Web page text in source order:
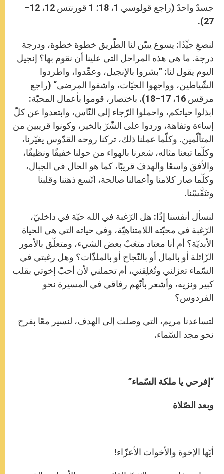
جسدٌ واحدٌ (راجع قولوسي 1، 18؛ 1 قورنتس 12، 12–
27).
لنصغِ جيِّدًا: يسوع يبيّن لنا الطّريق خطوة خطوة، ودرجة
درجة. ما هي هذه المراحل التي علينا أن نقوم بها؟ إنجيل
اليوم يقول لنا: ”بشروا بالإنجيل، وعمِّدوا، واطردوا
الشّياطين، وواجهوا الحيّات، واشفوا المرضى“ (راجع
مرقس 16، 17–18). باختصار، قوموا بأعمال المحبّة:
ابذلوا حياتكم، واحملوا الرّجاء إلى النّاس، وابتعدوا عن كلّ
إساءة وتفاهة، وردوا على الشّرّ بالخير، وكونوا قريبين من
المتألّمين. وكلّما عملنا ذلك، تركنا روحه القدّوس يغيّرنا،
وكلّما تبعنا مثاله، شعرنا بالهواء من حولنا خفيفًا ونظيفًا،
والأفقَ واسعًا والهدفَ قريبًا، كما هو الحال في الجبال،
وكلّما صار كلامنا وأعمالنا صالحة، اتّسع ذهننا وقلبنا
وتنَفَّسْنا.
لنسأل أنفسنا إذًا: هل الرّغبة في الله حيّة في داخليّ،
الرّغبة في محبّته اللامتناهيّة، وفي حياته التي هي الحياة
الأبديّة؟ أم أنا معتاد متعَبٌ بعض الشيء، ومتعلّق بالأمور
الزّائلة أو بالمال أو بالنّجاح أو بالملذّات؟ وهل رغبتي في
السّماء تعزلني وتُغلِقني، أم تحملني لأن أحبّ إخوتي بقلب
كبير ونزيه، وأشعر بأنّهم رفاقي في المسيرة نحو
الفردوس؟
لتساعدنا مريم، التي وصلت إلى الهدف، لنسير معًا بفرح
نحو مجد السّماء.
“إفرحي يا ملكة السّماء”
وبعد الصّلاة
أيّها الإخوة والأخوات الأعزّاء!